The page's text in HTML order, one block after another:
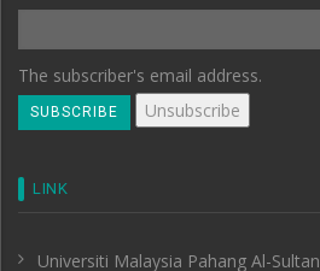
The subscriber's email address.
LINK
Universiti Malaysia Pahang Al-